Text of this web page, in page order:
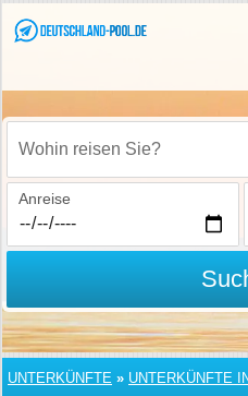
Wohin reisen Sie?
Anreise
UNTERKÜNFTE » UNTERKÜNFTE